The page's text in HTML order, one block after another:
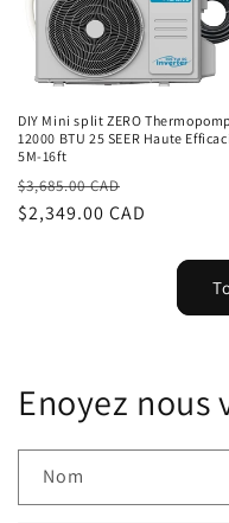
DIY Mini split ZERO
12000 BTU 25 SEER Haute
5M-16ft
Prix
habituel
$3,685.00 CAD
$2,349.00 CAD
Enoyez
Nom